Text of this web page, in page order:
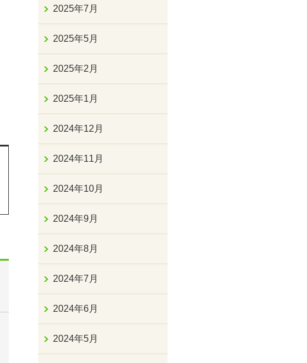
2025年7月
2025年5月
2025年2月
2025年1月
2024年12月
2024年11月
2024年10月
2024年9月
2024年8月
2024年7月
2024年6月
2024年5月